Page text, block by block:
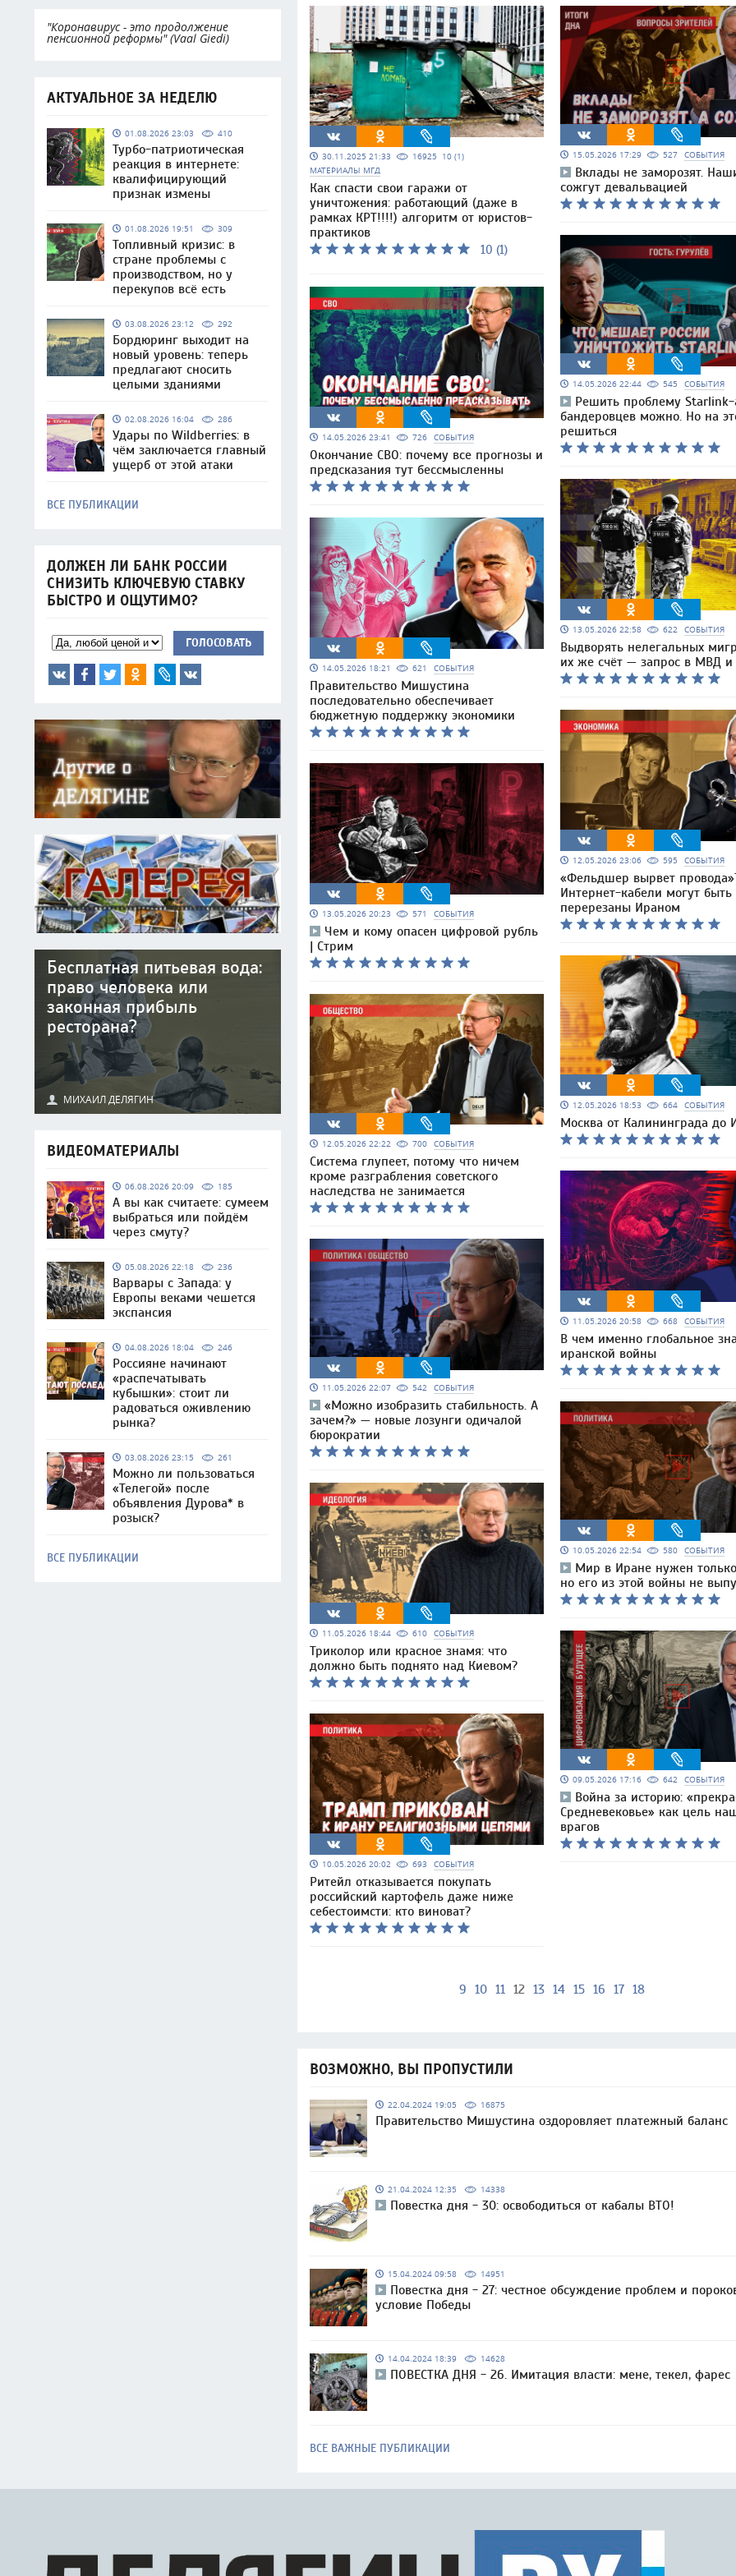
"Коронавирус - это продолжение
пенсионной реформы" (Vaal Giedi)
АКТУАЛЬНОЕ ЗА НЕДЕЛЮ
01.08.2026 23:03 410
Турбо-патриотическая
реакция в интернете:
квалифицирующий
признак измены
01.08.2026 19:51 309
Топливный кризис: в
стране проблемы с
производством, но у
перекупов всё есть
03.08.2026 23:12 292
Бордюринг выходит на
новый уровень: теперь
предлагают сносить
целыми зданиями
02.08.2026 16:04 286
Удары по Wildberries: в
чём заключается главный
ущерб от этой атаки
ВСЕ ПУБЛИКАЦИИ
ДОЛЖЕН ЛИ БАНК РОССИИ
СНИЗИТЬ КЛЮЧЕВУЮ СТАВКУ
БЫСТРО И ОЩУТИМО?
ГОЛОСОВАТЬ
Бесплатная питьевая вода:
право человека или
законная прибыль
ресторана?
МИХАИЛ ДЕЛЯГИН
ВИДЕОМАТЕРИАЛЫ
06.08.2026 20:09 185
А вы как считаете: сумеем
выбраться или пойдём
через смуту?
05.08.2026 22:18 236
Варвары с Запада: у
Европы веками чешется
экспансия
04.08.2026 18:04 246
Россияне начинают
«распечатывать
кубышки»: стоит ли
радоваться оживлению
рынка?
03.08.2026 23:15 261
Можно ли пользоваться
«Телегой» после
объявления Дурова* в
розыск?
ВСЕ ПУБЛИКАЦИИ
30.11.2025 21:33 16925 10 (1)
МАТЕРИАЛЫ МГД
Как спасти свои гаражи от
уничтожения: работающий (даже в
рамках КРТ!!!!) алгоритм от юристов-
практиков
10 (1)
14.05.2026 23:41 726 СОБЫТИЯ
Окончание СВО: почему все прогнозы и
предсказания тут бессмысленны
14.05.2026 18:21 621 СОБЫТИЯ
Правительство Мишустина
последовательно обеспечивает
бюджетную поддержку экономики
13.05.2026 20:23 571 СОБЫТИЯ
Чем и кому опасен цифровой рубль
| Стрим
12.05.2026 22:22 700 СОБЫТИЯ
Система глупеет, потому что ничем
кроме разграбления советского
наследства не занимается
11.05.2026 22:07 542 СОБЫТИЯ
«Можно изобразить стабильность. А
зачем?» — новые лозунги одичалой
бюрократии
11.05.2026 18:44 610 СОБЫТИЯ
Триколор или красное знамя: что
должно быть поднято над Киевом?
10.05.2026 20:02 693 СОБЫТИЯ
Ритейл отказывается покупать
российский картофель даже ниже
себестоимсти: кто виноват?
15.05.2026 17:29 527 СОБЫТИЯ
Вклады не заморозят.
сожгут девальвацией
14.05.2026 22:44 545 СОБЫТИЯ
Решить проблему Starlink-
бандеровцев можно. Но на
решиться
13.05.2026 22:58 622 СОБЫТИЯ
Выдворять нелегальных
их же счёт — запрос в МВД
12.05.2026 23:06 595 СОБЫТИЯ
«Фельдшер вырвет
Интернет-кабели могут быть
перерезаны Ираном
12.05.2026 18:53 664 СОБЫТИЯ
Москва от Калининграда до
11.05.2026 20:58 668 СОБЫТИЯ
В чем именно глобальное
иранской войны
10.05.2026 22:54 580 СОБЫТИЯ
Мир в Иране нужен
но его из этой войны не
09.05.2026 17:16 642 СОБЫТИЯ
Война за историю:
Средневековье» как цель
врагов
9 10 11 12 13 14 15 16 17 18
ВОЗМОЖНО, ВЫ ПРОПУСТИЛИ
22.04.2024 19:05 16875
Правительство Мишустина оздоровляет платежный баланс
21.04.2024 12:35 14338
Повестка дня - 30: освободиться от кабалы ВТО!
15.04.2024 09:58 14951
Повестка дня - 27: честное обсуждение проблем и
условие Победы
14.04.2024 18:39 14628
ПОВЕСТКА ДНЯ - 26. Имитация власти: мене, текел, фарес
ВСЕ ВАЖНЫЕ ПУБЛИКАЦИИ